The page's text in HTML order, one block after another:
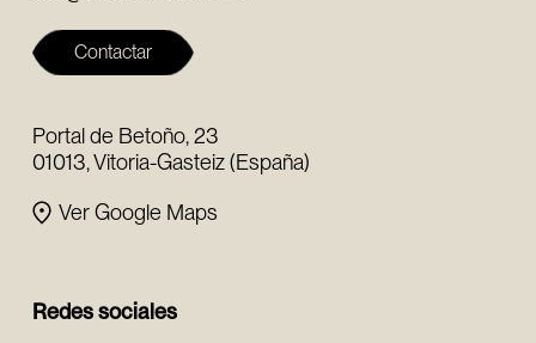
Contactar
Portal de Betoño, 23
01013, Vitoria-Gasteiz (España)
Ver Google Maps
Redes sociales